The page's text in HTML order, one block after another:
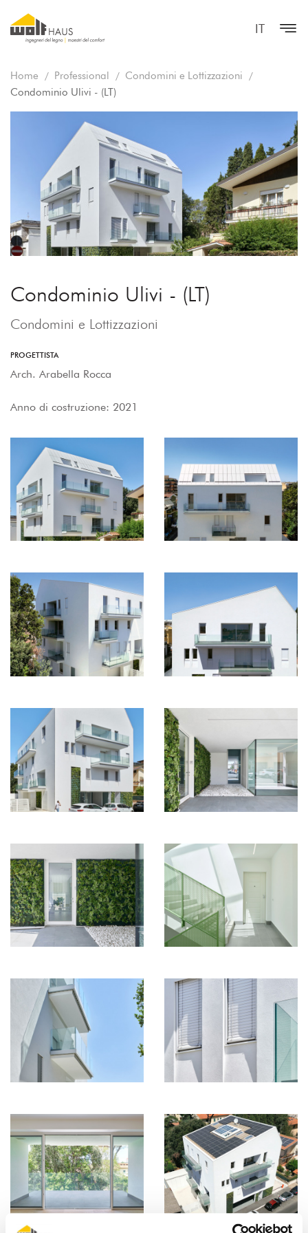
IT
Home Professional
Condomini e Lottizzazioni
Condominio Ulivi - (LT)
Condominio Ulivi - (LT)
Condomini e Lottizzazioni
PROGETTISTA
Arch. Arabella Rocca
Anno di costruzione: 2021